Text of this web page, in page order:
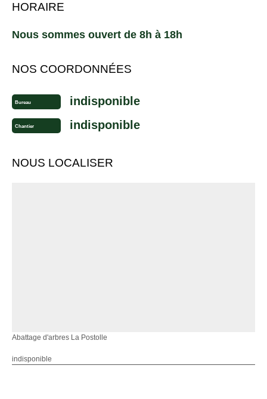
HORAIRE
Nous sommes ouvert de 8h à 18h
NOS COORDONNÉES
Bureau indisponible
Chantier indisponible
NOUS LOCALISER
Abattage d'arbres La Postolle
indisponible